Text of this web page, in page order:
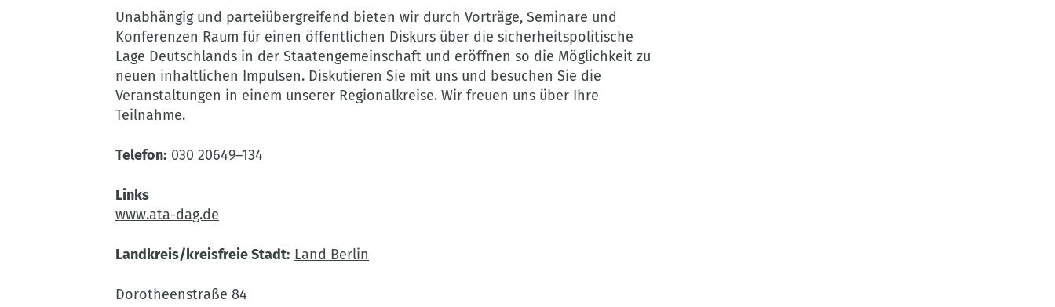
Unabhängig und parteiübergreifend bieten wir durch Vorträge, Seminare und
Konferenzen Raum für einen öffentlichen Diskurs über die sicherheitspolitische
Lage Deutschlands in der Staatengemeinschaft und eröffnen so die Möglichkeit zu
neuen inhaltlichen Impulsen. Diskutieren Sie mit uns und besuchen Sie die
Veranstaltungen in einem unserer Regionalkreise. Wir freuen uns über Ihre
Teilnahme.
Telefon 030 20649–134
Links
www.ata-dag.de
Landkreis/kreisfreie Stadt Land Berlin
Dorotheenstraße 84